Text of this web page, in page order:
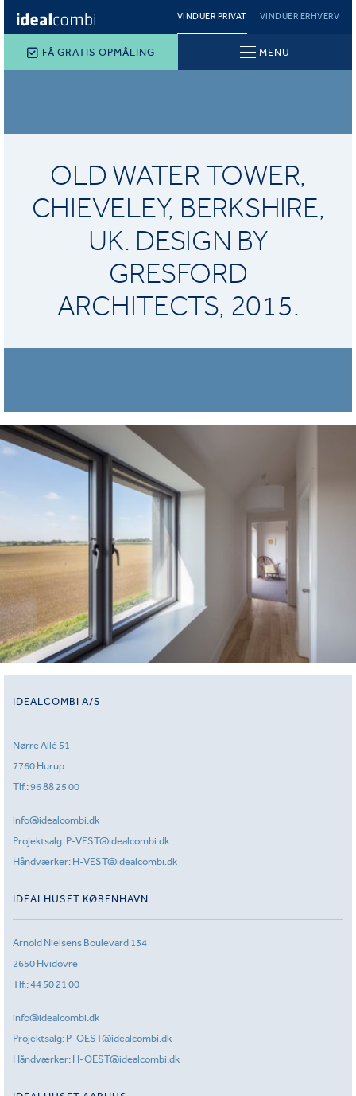
VINDUER PRIVAT VINDUER ERHVERV
FÅ GRATIS OPMÅLING MENU
OLD WATER TOWER,
CHIEVELEY, BERKSHIRE,
UK. DESIGN BY
GRESFORD
ARCHITECTS, 2015.
IDEALCOMBI A/S
Nørre Allé 51
7760 Hurup
Tlf.:96 88 25 00
info@idealcombi.dk
Projektsalg: P-VEST@idealcombi.dk
Håndværker: H-VEST@idealcombi.dk
IDEALHUSET KØBENHAVN
Arnold Nielsens Boulevard 134
2650 Hvidovre
Tlf.:44 50 21 00
info@idealcombi.dk
Projektsalg: P-OEST@idealcombi.dk
Håndværker: H-OEST@idealcombi.dk